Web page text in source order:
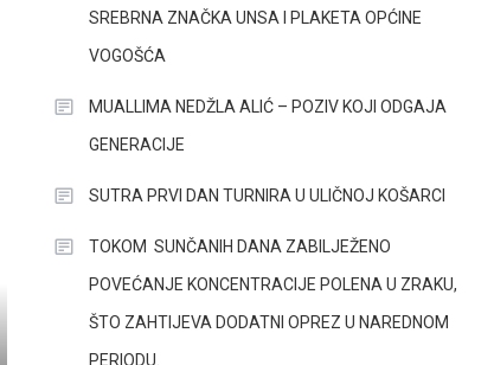
SREBRNA ZNAČKA UNSA I PLAKETA OPĆINE
VOGOŠĆA
MUALLIMA NEDŽLA ALIĆ – POZIV KOJI ODGAJA
GENERACIJE
SUTRA PRVI DAN TURNIRA U ULIČNOJ KOŠARCI
TOKOM SUNČANIH DANA ZABILJEŽENO
POVEĆANJE KONCENTRACIJE POLENA U ZRAKU,
ŠTO ZAHTIJEVA DODATNI OPREZ U NAREDNOM
PERIODU.